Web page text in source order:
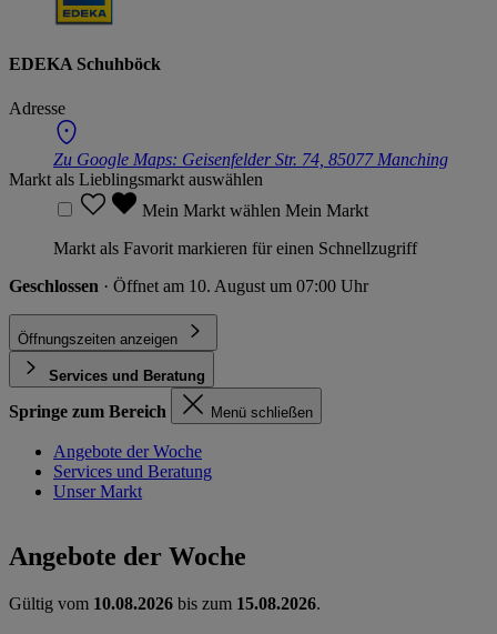
EDEKA Schuhböck
Adresse
Zu Google Maps: Geisenfelder Str. 74, 85077 Manching
Markt als Lieblingsmarkt auswählen
Mein Markt wählen Mein Markt
Markt als Favorit markieren für einen Schnellzugriff
Geschlossen · Öffnet am 10. August um 07:00 Uhr
Öffnungszeiten anzeigen
Services und Beratung
Springe zum Bereich Menü schließen
Angebote der Woche
Services und Beratung
Unser Markt
Angebote der Woche
Gültig vom 10.08.2026 bis zum 15.08.2026.